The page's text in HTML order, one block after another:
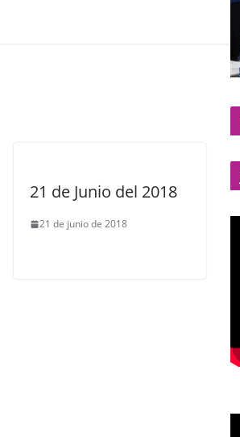
21 de Junio del 2018
21 de junio de 2018